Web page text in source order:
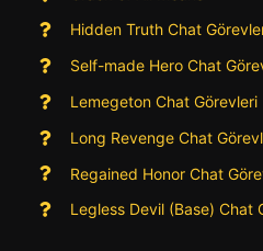
Hidden Truth Chat
Self-made Hero Chat
Lemegeton Chat Görevleri
Long Revenge Chat
Regained Honor Chat
Legless Devil (Base) Chat